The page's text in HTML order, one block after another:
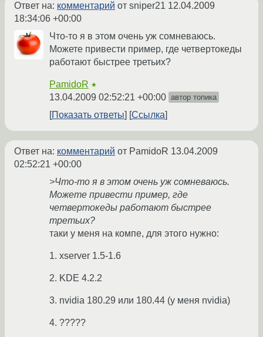
Ответ на: комментарий от sniper21 12.04.2009
18:34:06 +00:00
Что-то я в этом очень уж сомневаюсь.
Можете привести пример, где четвертокеды
работают быстрее третьих?
PamidoR ★
13.04.2009 02:52:21 +00:00 автор топика
Показать ответы Ссылка
Ответ на: комментарий от PamidoR 13.04.2009
02:52:21 +00:00
>Что-то я в этом очень уж сомневаюсь.
Можете привести пример, где
четвертокеды работают быстрее
третьих?
таки у меня на компе, для этого нужно:
1. xserver 1.5-1.6
2. KDE 4.2.2
3. nvidia 180.29 или 180.44 (у меня nvidia)
4. ?????